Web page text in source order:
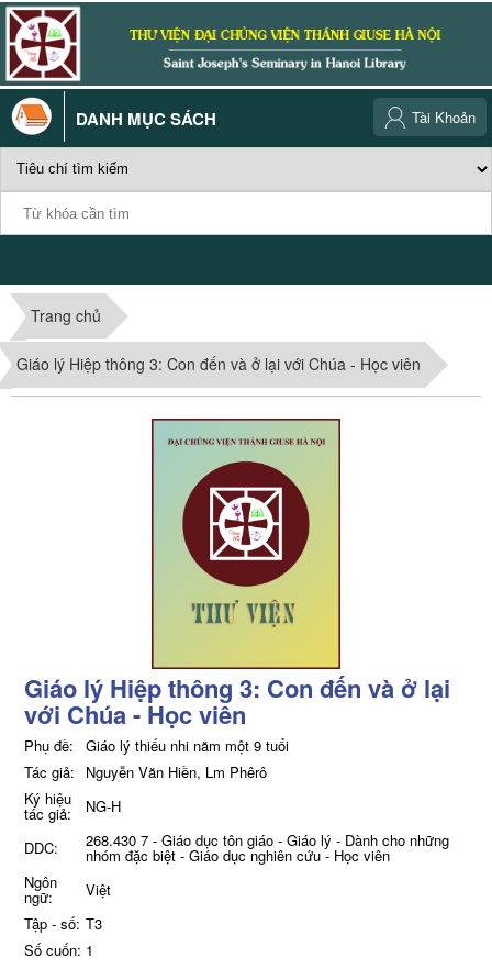
DANH MỤC SÁCH Tài Khoản
Trang chủ
Giáo lý Hiệp thông 3: Con đến và ở lại với Chúa - Học viên
Giáo lý Hiệp thông 3: Con đến và ở lại
với Chúa - Học viên
Phụ đề:
Giáo lý thiếu nhi năm một 9 tuổi
Tác giả:
Nguyễn Văn Hiền, Lm Phêrô
Ký hiệu
tác giả:
NG-H
DDC:
268.430 7 - Giáo dục tôn giáo - Giáo lý - Dành cho những
nhóm đặc biệt - Giáo dục nghiên cứu - Học viên
Ngôn
ngữ:
Việt
Tập - số: T3
Số cuốn: 1